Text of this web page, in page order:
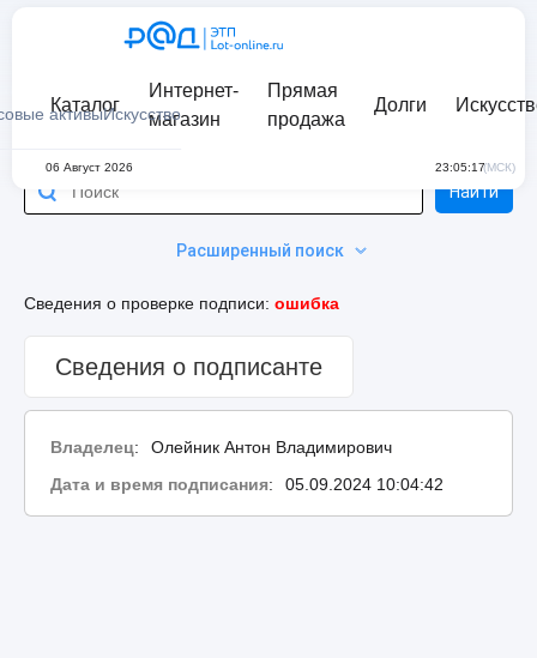
активыИскусство
Каталог
Интернет-
магазин
Прямая
продажа
Долги
06 Август 2026 23:05:17(МСК)
Расширенный поиск
Найти
Сведения о проверке подписи: ошибка
Сведения о подписанте
Владелец:
Олейник Антон Владимирович
Дата и время подписания: 05.09.2024 10:04:42